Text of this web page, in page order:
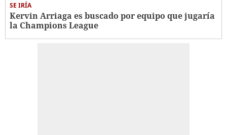
SE IRÍA
Kervin Arriaga es buscado por equipo que jugaría
la Champions League